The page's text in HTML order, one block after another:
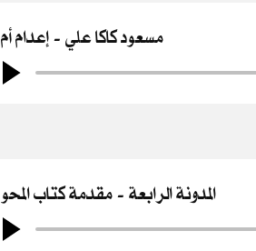
إعدام أم مسعود كاكا علي
مقدمة كتاب المحو المدونة الرابعة